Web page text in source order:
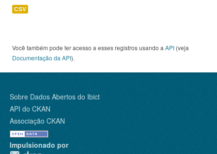
CSV
Você também pode ter acesso a esses registros usando a API (veja
Documentação da API).
Sobre Dados Abertos do Ibict
API do CKAN
Associação CKAN
Impulsionado por